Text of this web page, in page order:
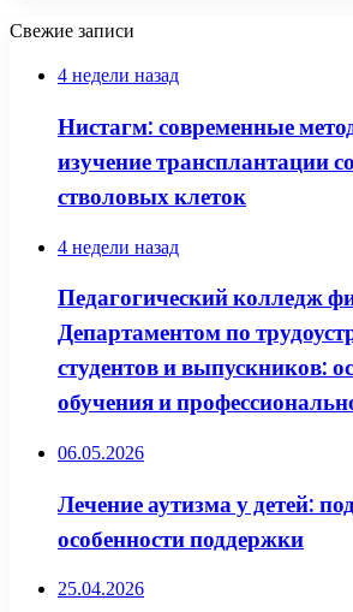
Свежие записи
4 недели назад
Нистагм: современные
изучение трансплантации
стволовых клеток
4 недели назад
Педагогический колледж
Департаментом по
студентов и выпускников:
обучения и
06.05.2026
Лечение аутизма у детей:
особенности поддержки
25.04.2026